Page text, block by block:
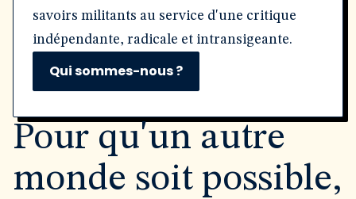
savoirs militants au service d'une critique
indépendante, radicale et intransigeante.
Qui sommes-nous ?
Pour qu'un autre
monde soit possible,